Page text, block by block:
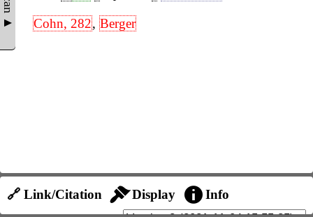
Cohn, 282, Berger
🔗 Link/Citation Display Info